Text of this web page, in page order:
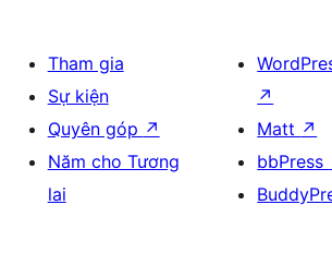
Tham gia
Sự kiện
Quyên góp ↗
Năm cho Tương
lai
↗
Matt ↗
bbPress